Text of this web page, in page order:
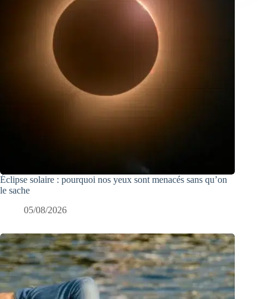
Éclipse solaire : pourquoi nos yeux sont menacés sans qu’on
le sache
05/08/2026